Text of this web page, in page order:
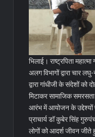
भिलाई। राष्ट्रपिता
अलग विभागों द्वारा चार
द्वारा गांधीजी के संदेशों
मिटाकर सामाजिक
आरंभ में आयोजन के उद्देश्यों
प्राचार्य डॉ कुबेर सिंह
लोगों को आदर्श जीवन जीते